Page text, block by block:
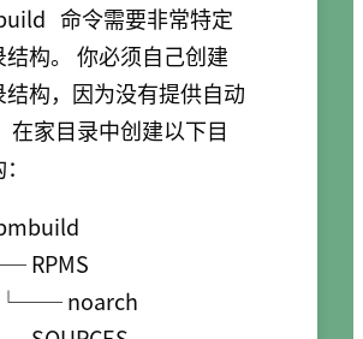
命令需要非常特定
结构。 你必须自己创建
结构，因为没有提供自动
在家目录中创建以下目
RPMS
└── noarch